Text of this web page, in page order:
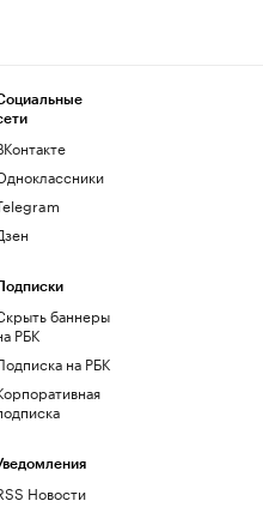
баннеры
РБК
на РБК
Новости